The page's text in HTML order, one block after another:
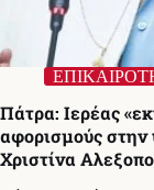
Πάτρα: Ιερέας
αφορισμούς
Χριστίνα